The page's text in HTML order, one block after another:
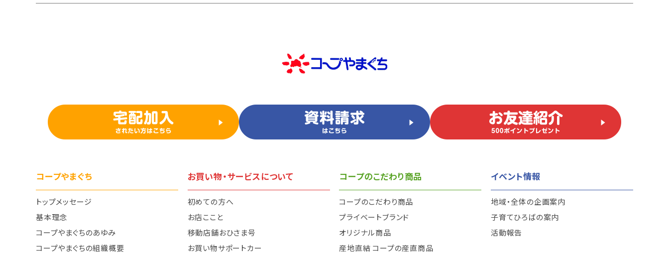
コープやまぐち
トップメッセージ
基本理念
コープやまぐちのあゆみ
コープやまぐちの組織概要
お買い物・サービスについて
初めての方へ
お店ここと
移動店舗おひさま号
お買い物サポートカー
コープのこだわり商品
コープのこだわり商品
プライベートブランド
オリジナル商品
産地直結 コープの産直商品
イベント情報
地域・全体の企画案内
子育てひろばの案内
活動報告